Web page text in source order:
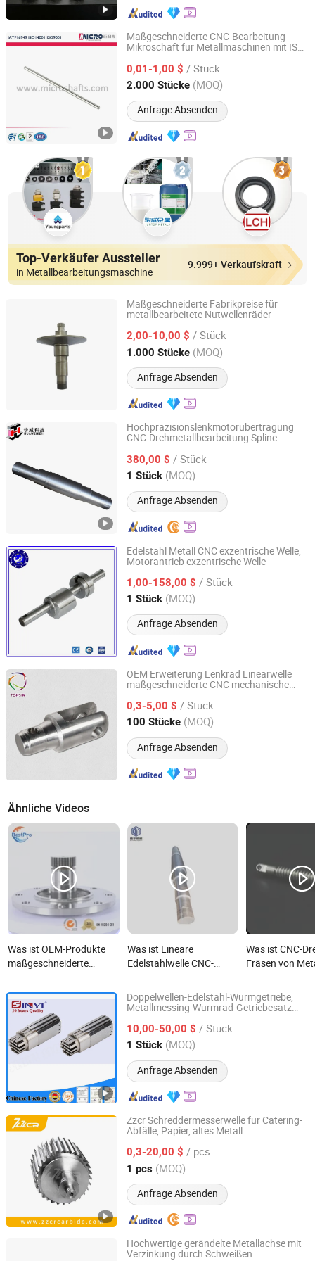
Maßgeschneiderte CNC-Bearbeitung
Mikroschaft für Metallmaschinen mit ISO-
0,01-1,00 $ / Stück
2.000 Stücke (MOQ)
Anfrage Absenden
Ningbo Micro Precision Machining Manufacturing Co.,
Ltd.
Zhejiang, China
Top-Verkäufer Aussteller
in Metallbearbeitungsmaschine
9.999+ Verkaufskraft
Maßgeschneiderte Fabrikpreise für
metallbearbeitete Nutwellenräder
2,00-10,00 $ / Stück
1.000 Stücke (MOQ)
Anfrage Absenden
Henan Forging Emperor Industry Co.,Ltd.
Henan, China Seit 2019
Hochpräzisionslenkmotorübertragung
CNC-Drehmetallbearbeitung Spline-
380,00 $ / Stück
1 Stück (MOQ)
Anfrage Absenden
Shaanxi Huawei Technology Co., Ltd
Shaanxi, China Seit 2025
Edelstahl Metall CNC exzentrische Welle,
Motorantrieb exzentrische Welle
1,00-158,00 $ / Stück
1 Stück (MOQ)
Anfrage Absenden
Shanxi Baite Fluid Machinery Co., Ltd.
Shanxi, China Seit 2017
OEM Erweiterung Lenkrad Linearwelle
maßgeschneiderte CNC mechanische
Drehen Spindelwelle
0,3-5,00 $ / Stück
100 Stücke (MOQ)
Anfrage Absenden
Ningbo Tonsin Machinery Industry Inc.
Zhejiang, China Seit 2023
Ähnliche Videos
Was ist OEM-Produkte
maßgeschneiderte
Edelstahl Bearbeitung
Getriebeachsen Montage
Aluminium
maßgeschneiderte
Bearbeitung Metallteil für
Getriebeachse Motor
Was ist Lineare
Edelstahlwelle CNC-
Präzisionsmetall lange
Welle
Was ist CNC-
Fräsen von
Welle für den
Antriebsstrang
Doppelwellen-Edelstahl-Wurmgetriebe,
Metallmessing-Wurmrad-Getriebesatz
10,00-50,00 $ / Stück
1 Stück (MOQ)
Anfrage Absenden
Dongguan Sinyi Precision Metal Co., Ltd.
Guangdong, China Seit 2018
Zzcr Schreddermesserwelle für Catering-
Abfälle, Papier, altes Metall
0,3-20,00 $ / pcs
1 pcs (MOQ)
Anfrage Absenden
Zhuzhou Chuangrui Cemented Carbide Co., Ltd
Hunan, China Seit 2024
Hochwertige gerändelte Metallachse mit
Verzinkung durch Schweißen